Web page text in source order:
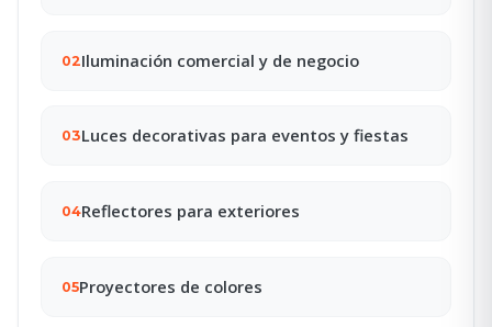
02Iluminación comercial y de negocio
03Luces decorativas para eventos y fiestas
04Reflectores para exteriores
05Proyectores de colores